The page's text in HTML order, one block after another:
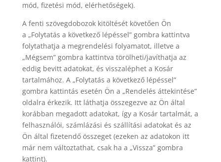
mód, fizetési mód, elérhetőségek).
A fenti szövegdobozok kitöltését követően Ön
a „Folytatás a következő lépéssel” gombra kattintva
folytathatja a megrendelési folyamatot, illetve a
„Mégsem” gombra kattintva törölheti/javíthatja az
eddig bevitt adatokat, és visszaléphet a Kosár
tartalmához. A „Folytatás a következő lépéssel”
gombra kattintás esetén Ön a „Rendelés áttekintése”
oldalra érkezik. Itt láthatja összegezve az Ön által
korábban megadott adatokat, így a Kosár tartalmát, a
felhasználói, számlázási és szállítási adatokat és az
Ön által fizetendő összeget (ezeken az adatokon itt
már nem változtathat, csak ha a „Vissza” gombra
kattint).